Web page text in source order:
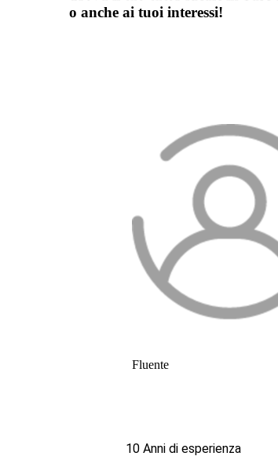
o anche ai tuoi interessi!
Fluente
10 Anni di esperienza